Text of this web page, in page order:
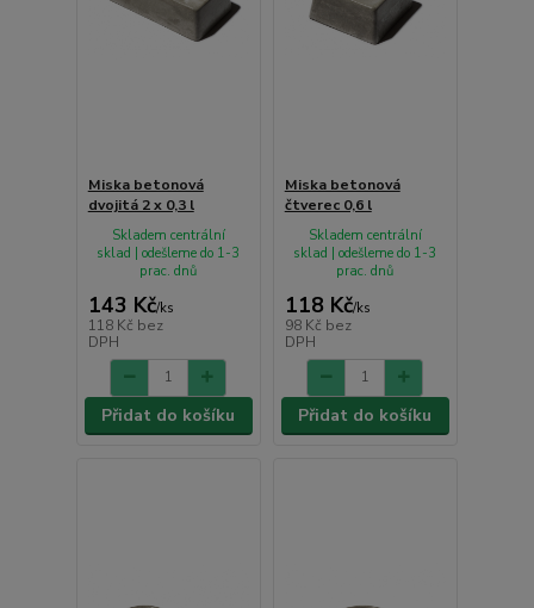
Miska betonová
dvojitá 2 x 0,3 l
143 Kč/ks
118 Kč bez
DPH
Skladem centrální
sklad | odešleme do 1-3
prac. dnů
Přidat do košíku
Miska betonová
čtverec 0,6 l
118 Kč/ks
98 Kč bez
DPH
Skladem centrální
sklad | odešleme do 1-3
prac. dnů
Přidat do košíku